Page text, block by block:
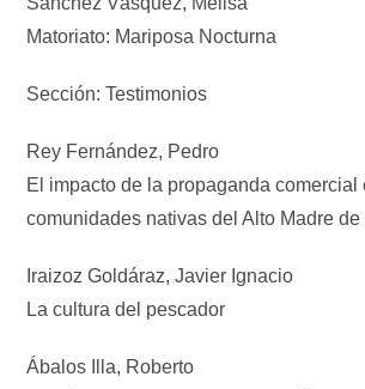
Matoriato: Mariposa Nocturna
Sección: Testimonios
Rey Fernández, Pedro
El impacto de la propaganda comercial
comunidades nativas del Alto Madre de
Iraizoz Goldáraz, Javier Ignacio
La cultura del pescador
Ábalos Illa, Roberto